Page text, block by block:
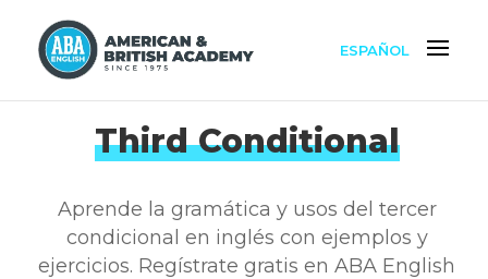
ESPAÑOL
Third Conditional
Aprende la gramática y usos del tercer
condicional en inglés con ejemplos y
ejercicios. Regístrate gratis en ABA English